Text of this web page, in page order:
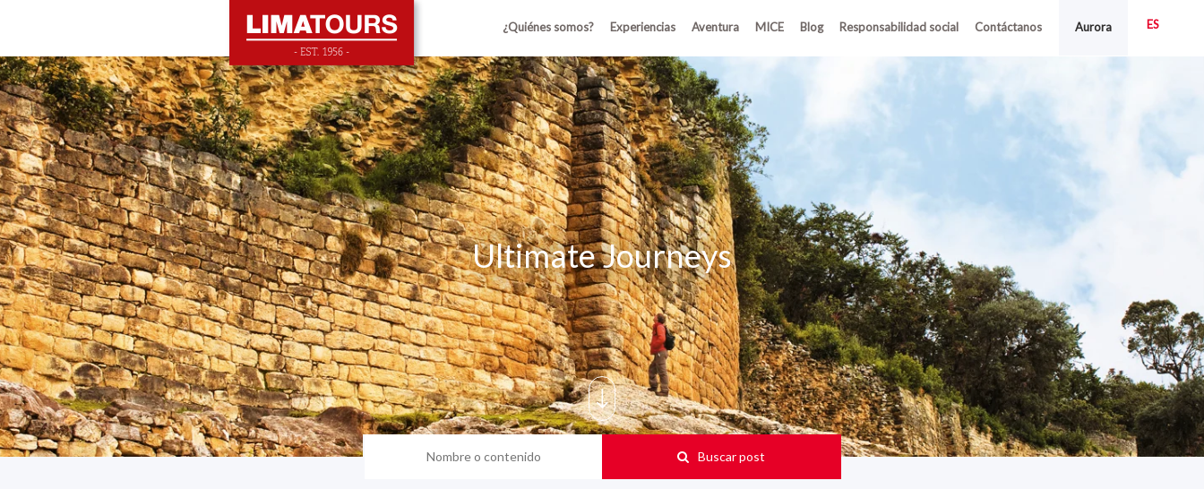
¿Quiénes somos? Experiencias Aventura MICE Blog Responsabilidad social Contáctanos Aurora ES
Ultimate Journeys
Buscar post